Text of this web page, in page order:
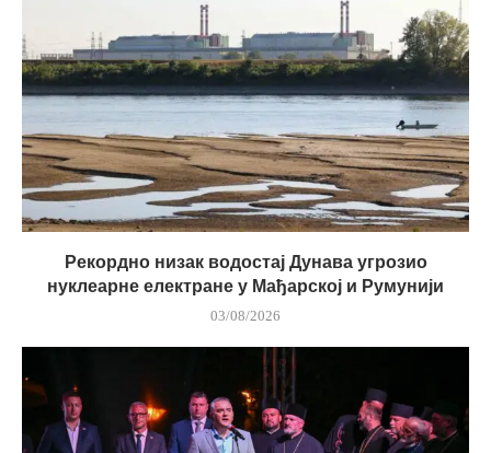
Рекордно низак водостај Дунава угрозио
нуклеарне електране у Мађарској и Румунији
03/08/2026